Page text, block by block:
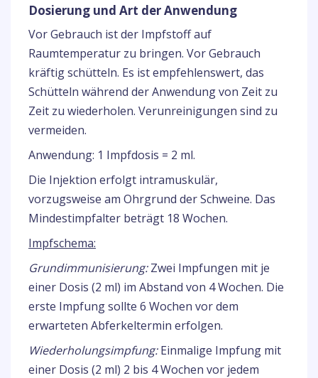
Dosierung und Art der Anwendung
Vor Gebrauch ist der Impfstoff auf
Raumtemperatur zu bringen. Vor Gebrauch
kräftig schütteln. Es ist empfehlenswert, das
Schütteln während der Anwendung von Zeit zu
Zeit zu wiederholen. Verunreinigungen sind zu
vermeiden.
Anwendung: 1 Impfdosis = 2 ml.
Die Injektion erfolgt intramuskulär,
vorzugsweise am Ohrgrund der Schweine. Das
Mindestimpfalter beträgt 18 Wochen.
Impfschema:
Grundimmunisierung:Zwei Impfungen mit je
einer Dosis (2 ml) im Abstand von 4 Wochen. Die
erste Impfung sollte 6 Wochen vor dem
erwarteten Abferkeltermin erfolgen.
Wiederholungsimpfung:Einmalige Impfung mit
einer Dosis (2 ml) 2 bis 4 Wochen vor jedem